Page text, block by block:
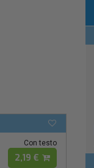
Con testo
2,19 €